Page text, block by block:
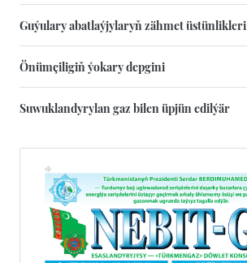
Guýulary abatlaýjylaryň zähmet üstünlikleri
Önümçiligiň ýokary depgini
Suwuklandyrylan gaz bilen üpjün edilýär